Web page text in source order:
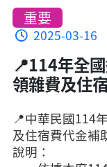
重要
2025-03-16
📍114年全
領雜費及住
📍中華民國114
及住宿費代金補
說明：